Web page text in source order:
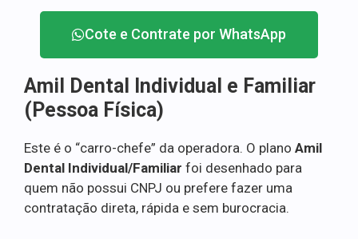
Cote e Contrate por WhatsApp
Amil Dental Individual e Familiar
(Pessoa Física)
Este é o “carro-chefe” da operadora. O plano Amil
Dental Individual/Familiar foi desenhado para
quem não possui CNPJ ou prefere fazer uma
contratação direta, rápida e sem burocracia.